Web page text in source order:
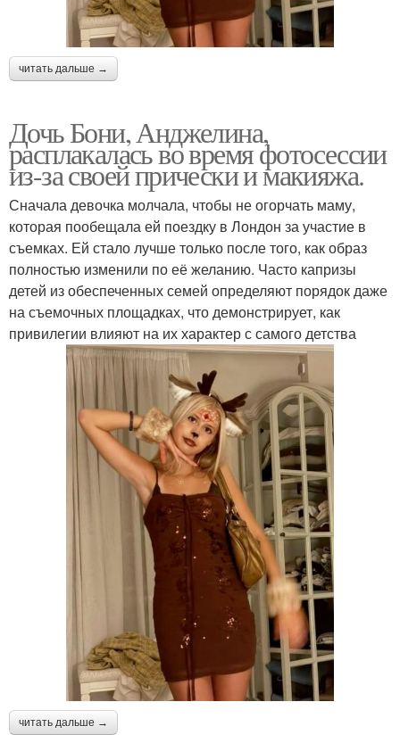
читать дальше →
Дочь Бони, Анджелина,
расплакалась во время фотосессии
из-за своей прически и макияжа.
Сначала девочка молчала, чтобы не огорчать маму,
которая пообещала ей поездку в Лондон за участие в
съемках. Ей стало лучше только после того, как образ
полностью изменили по её желанию. Часто капризы
детей из обеспеченных семей определяют порядок даже
на съемочных площадках, что демонстрирует, как
привилегии влияют на их характер с самого детства
читать дальше →